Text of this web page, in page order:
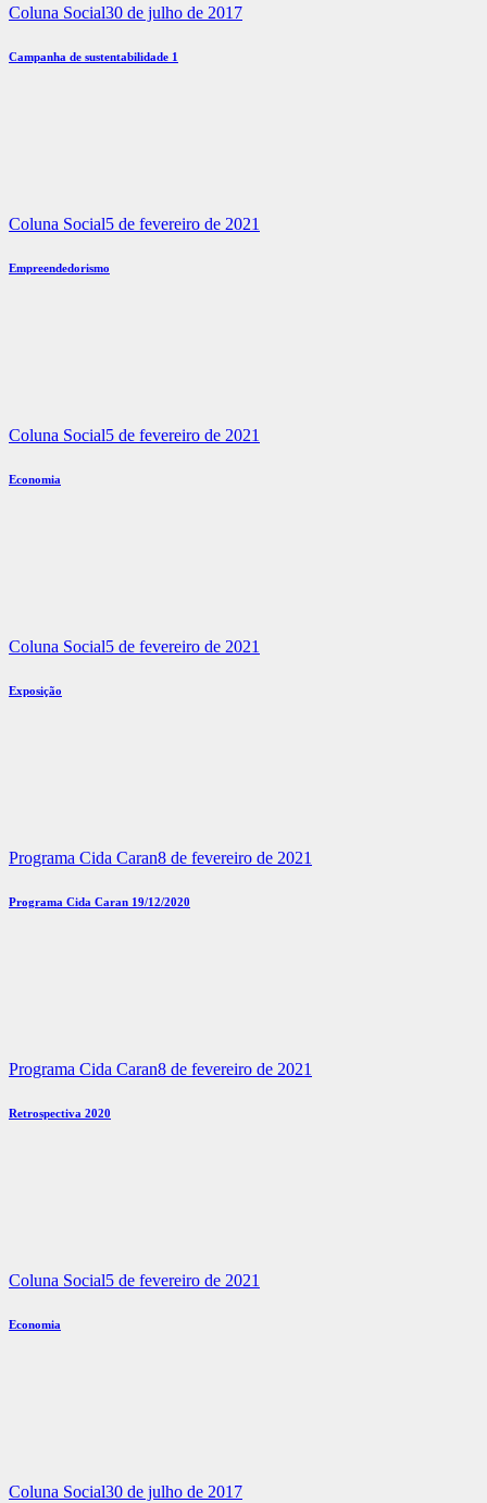
Coluna Social30 de julho de 2017
Campanha de sustentabilidade 1
Coluna Social5 de fevereiro de 2021
Empreendedorismo
Coluna Social5 de fevereiro de 2021
Economia
Coluna Social5 de fevereiro de 2021
Exposição
Programa Cida Caran8 de fevereiro de 2021
Programa Cida Caran 19/12/2020
Programa Cida Caran8 de fevereiro de 2021
Retrospectiva 2020
Coluna Social5 de fevereiro de 2021
Economia
Coluna Social30 de julho de 2017